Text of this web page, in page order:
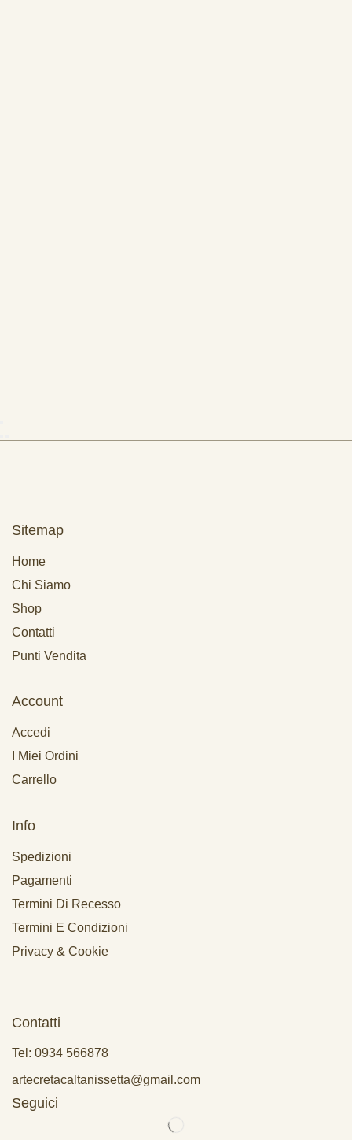
Sitemap
Home
Chi Siamo
Shop
Contatti
Punti Vendita
Account
Accedi
I Miei Ordini
Carrello
Info
Spedizioni
Pagamenti
Termini Di Recesso
Termini E Condizioni
Privacy & Cookie
Contatti
Tel: 0934 566878
artecretacaltanissetta@gmail.com
Seguici